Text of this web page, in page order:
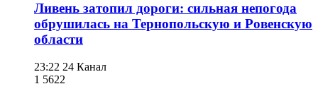
Ливень затопил дороги: сильная непогода
обрушилась на Тернопольскую и Ровенскую
области
23:22 24 Канал
1 5622